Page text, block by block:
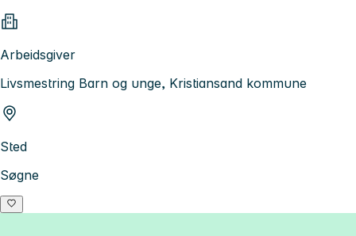
Arbeidsgiver
Livsmestring Barn og unge, Kristiansand kommune
Sted
Søgne